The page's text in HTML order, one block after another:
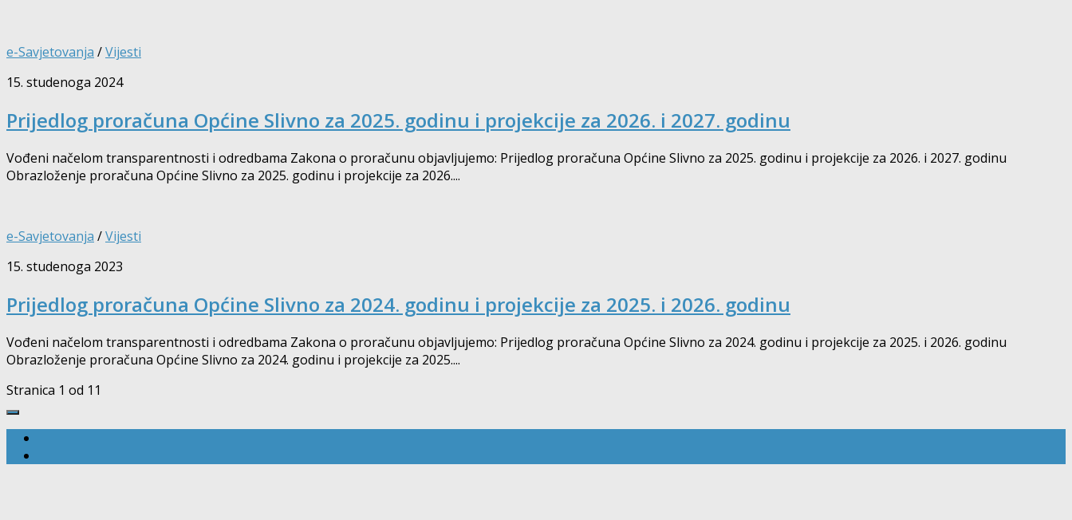
e-Savjetovanja /Vijesti
15. studenoga 2024
Prijedlog proračuna Općine Slivno za 2025. godinu i projekcije za 2026. i 2027. godinu
Vođeni načelom transparentnosti i odredbama Zakona o proračunu objavljujemo: Prijedlog proračuna Općine Slivno za 2025. godinu i projekcije za 2026. i 2027. godinu
Obrazloženje proračuna Općine Slivno za 2025. godinu i projekcije za 2026....
e-Savjetovanja /Vijesti
15. studenoga 2023
Prijedlog proračuna Općine Slivno za 2024. godinu i projekcije za 2025. i 2026. godinu
Vođeni načelom transparentnosti i odredbama Zakona o proračunu objavljujemo: Prijedlog proračuna Općine Slivno za 2024. godinu i projekcije za 2025. i 2026. godinu
Obrazloženje proračuna Općine Slivno za 2024. godinu i projekcije za 2025....
Stranica 1 od 1 1